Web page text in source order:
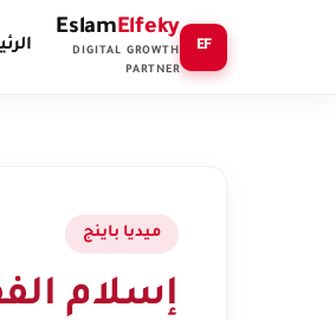
EF
EslamElfeky
DIGITAL GROWTH
PARTNER
ميديا باينج
إسلام